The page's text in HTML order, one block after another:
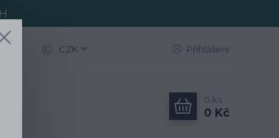
CZK Přihlášení
0 ks
0 Kč